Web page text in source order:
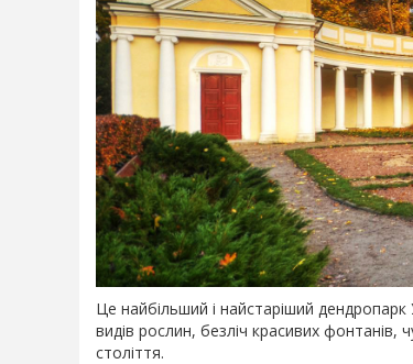
Це найбільший і найстаріший
видів рослин, безліч красивих фонтанів,
століття.